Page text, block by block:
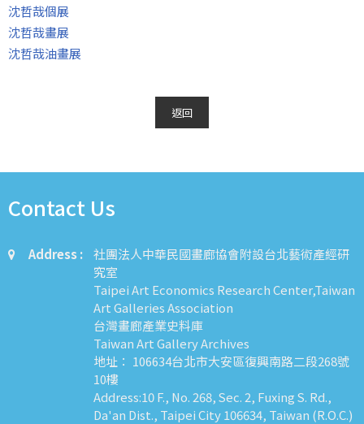
沈哲哉個展
沈哲哉畫展
沈哲哉油畫展
返回
Contact Us
Address :
社團法人中華民國畫廊協會附設台北藝術產經研
究室
Taipei Art Economics Research Center,Taiwan
Art Galleries Association
台灣畫廊產業史料庫
Taiwan Art Gallery Archives
地址： 106634台北市大安區復興南路二段268號
10樓
Address:10 F., No. 268, Sec. 2, Fuxing S. Rd.,
Da'an Dist., Taipei City 106634, Taiwan (R.O.C.)